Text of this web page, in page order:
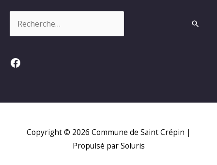
Facebook
Copyright © 2026 Commune de Saint Crépin |
Propulsé par Soluris